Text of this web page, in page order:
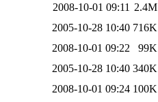
2008-10-01 09:11 2.4M
2005-10-28 10:40 716K
2008-10-01 09:22
99K
2005-10-28 10:40 340K
2008-10-01 09:24 100K